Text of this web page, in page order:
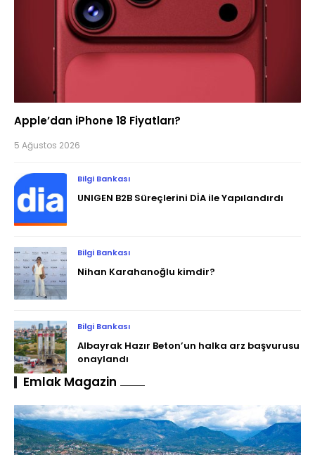
Apple’dan iPhone 18 Fiyatları?
5 Ağustos 2026
Bilgi Bankası
UNIGEN B2B Süreçlerini DİA ile Yapılandırdı
Bilgi Bankası
Nihan Karahanoğlu kimdir?
Bilgi Bankası
Albayrak Hazır Beton’un halka arz başvurusu
onaylandı
Emlak Magazin